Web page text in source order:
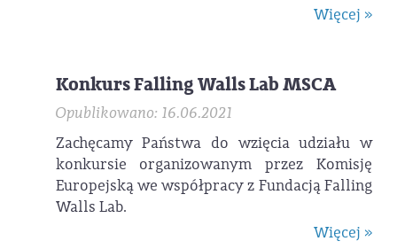
Więcej »
Konkurs Falling Walls Lab MSCA
Opublikowano: 16.06.2021
Zachęcamy Państwa do wzięcia udziału w
konkursie organizowanym przez Komisję
Europejską we współpracy z Fundacją Falling
Walls Lab.
Więcej »